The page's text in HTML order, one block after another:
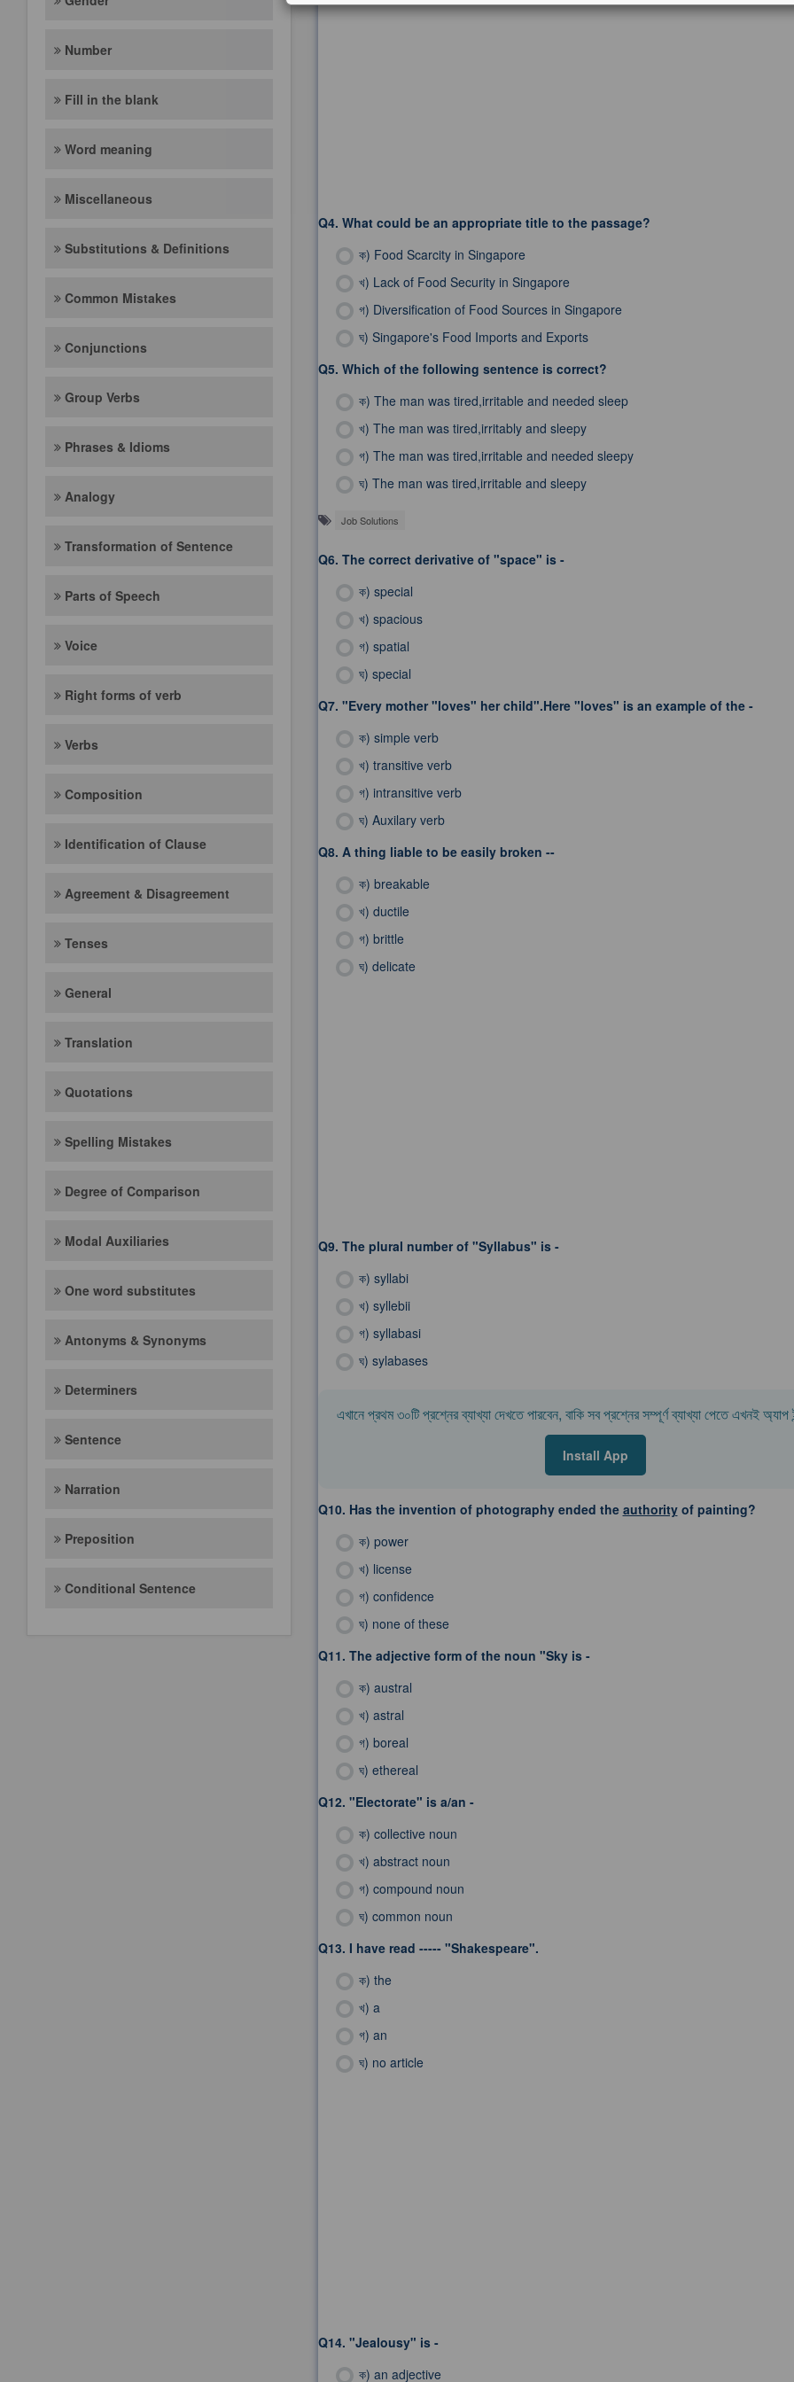
Number
Fill in the blank
Word meaning
Miscellaneous
Substitutions & Definitions
Common Mistakes
Conjunctions
Group Verbs
Phrases & Idioms
Analogy
Transformation of Sentence
Parts of Speech
Voice
Right forms of verb
Verbs
Composition
Identification of Clause
Agreement & Disagreement
Tenses
General
Translation
Quotations
Spelling Mistakes
Degree of Comparison
Modal Auxiliaries
One word substitutes
Antonyms & Synonyms
Determiners
Sentence
Narration
Preposition
Conditional Sentence
Q4. What could be an appropriate title to the passage?
ক) Food Scarcity in Singapore
খ) Lack of Food Security in Singapore
গ) Diversification of Food Sources in Singapore
ঘ) Singapore's Food Imports and Exports
Q5. Which of the following sentence is correct?
ক) The man was tired,irritable and needed sleep
খ) The man was tired,irritably and sleepy
গ) The man was tired,irritable and needed sleepy
ঘ) The man was tired,irritable and sleepy
Job Solutions
Q6. The correct derivative of "space" is -
ক) special
খ) spacious
গ) spatial
ঘ) special
Q7. "Every mother "loves" her child".Here "loves" is an example of the -
ক) simple verb
খ) transitive verb
গ) intransitive verb
ঘ) Auxilary verb
Q8. A thing liable to be easily broken --
ক) breakable
খ) ductile
গ) brittle
ঘ) delicate
Q9. The plural number of "Syllabus" is -
ক) syllabi
খ) syllebii
গ) syllabasi
ঘ) sylabases
এখানে প্রথম ৩০টি প্রশ্নের ব্যাখ্যা দেখতে পারবেন, বাকি সব প্রশ্নের সম্পূর্ণ ব্যাখ্যা পেতে এখনই
Install App
Q10. Has the invention of photography ended the authorityof painting?
ক) power
খ) license
গ) confidence
ঘ) none of these
Q11. The adjective form of the noun "Sky is -
ক) austral
খ) astral
গ) boreal
ঘ) ethereal
Q12. "Electorate" is a/an -
ক) collective noun
খ) abstract noun
গ) compound noun
ঘ) common noun
Q13. I have read ----- "Shakespeare".
ক) the
খ) a
গ) an
ঘ) no article
Q14. "Jealousy" is -
ক) an adjective